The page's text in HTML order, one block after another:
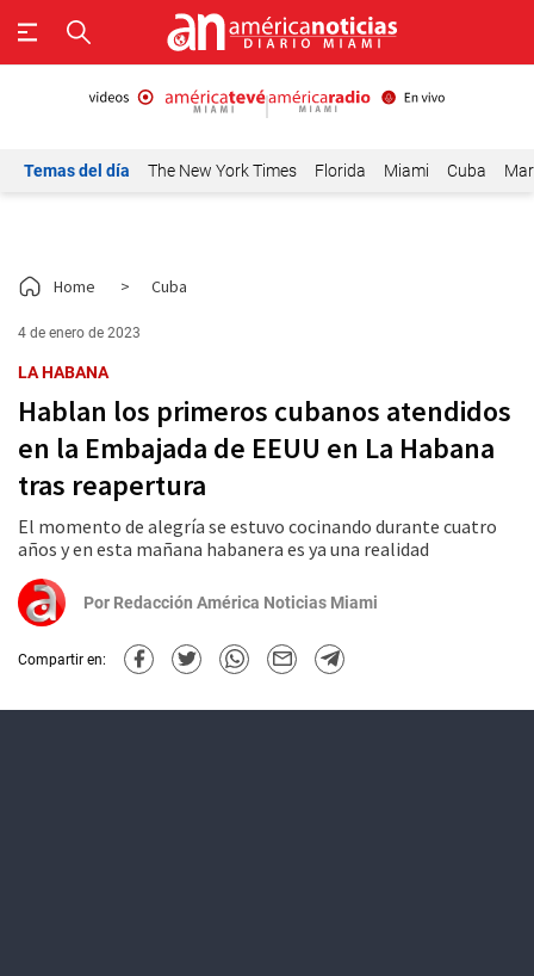
Temas del día The New York Times Florida Miami Cuba
Home > Cuba
4 de enero de 2023
LA HABANA
Hablan los primeros cubanos atendidos
en la Embajada de EEUU en La Habana
tras reapertura
El momento de alegría se estuvo cocinando durante cuatro
años y en esta mañana habanera es ya una realidad
Por Redacción América Noticias Miami
Compartir en: